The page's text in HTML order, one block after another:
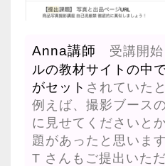
Anna講師 受講開始
ルの教材サイトの中
がセット されていた
例えば、撮影ブース
に見せてくださいと
題があったと思います
T さんもご提出いた